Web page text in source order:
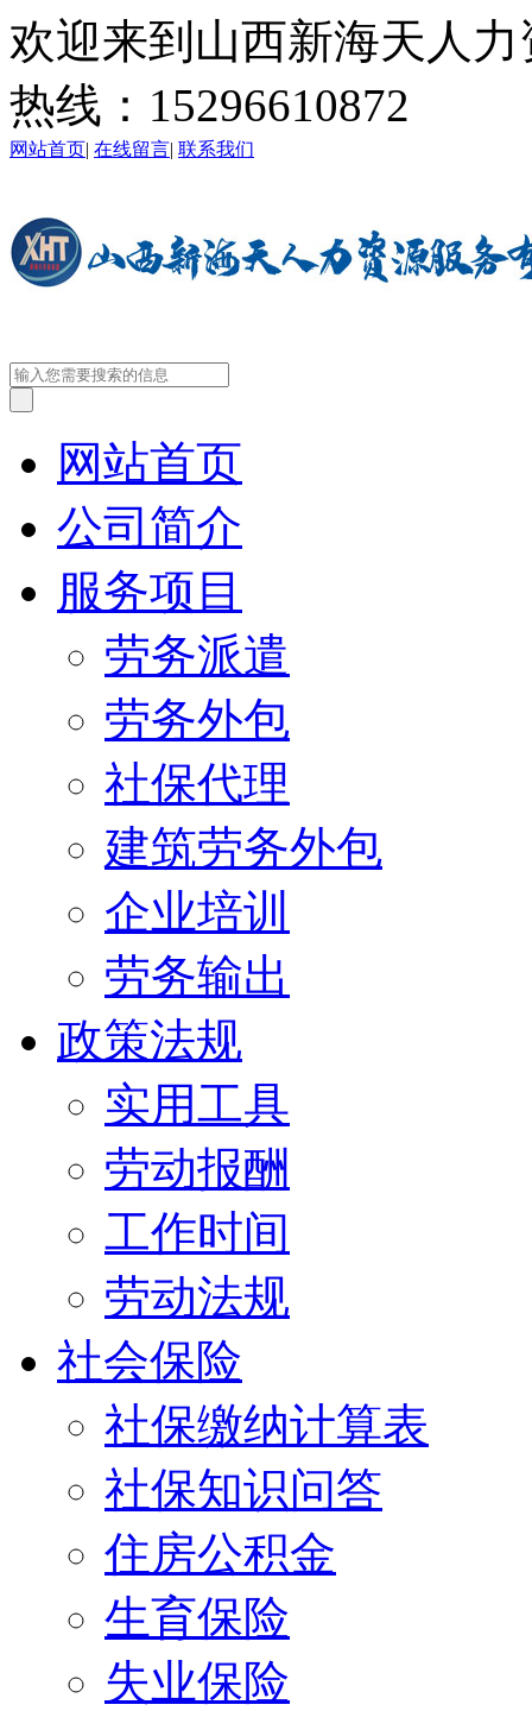
欢迎来到山西新海天人
热线： 15296610872
网站首页| 在线留言| 联系我们
网站首页
公司简介
服务项目
劳务派遣
劳务外包
社保代理
建筑劳务外包
企业培训
劳务输出
政策法规
实用工具
劳动报酬
工作时间
劳动法规
社会保险
社保缴纳计算表
社保知识问答
住房公积金
生育保险
失业保险